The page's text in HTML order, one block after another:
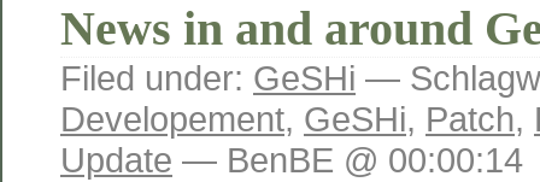
News in and around
Filed under: GeSHi —
Developement, GeSHi, Patch,
Update — BenBE @ 00:00:14